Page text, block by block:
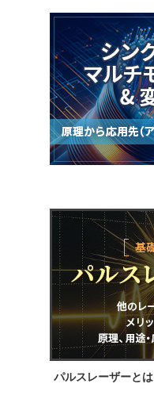
パルスレーザーとは